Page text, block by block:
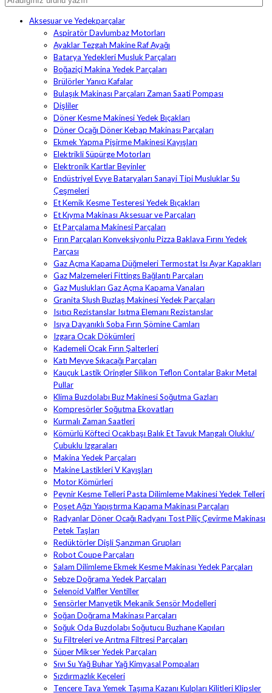
Aksesuar ve Yedekparçalar
Aspiratör Davlumbaz Motorları
Ayaklar Tezgah Makine Raf Ayağı
Batarya Yedekleri Musluk Parçaları
Boğaziçi Makina Yedek Parçaları
Brülörler Yanıcı Kafalar
Bulaşık Makinası Parçaları Zaman Saati Pompası
Dişliler
Döner Kesme Makinesi Yedek Bıçakları
Döner Ocağı Döner Kebap Makinası Parçaları
Ekmek Yapma Pişirme Makinesi Kayışları
Elektrikli Süpürge Motorları
Elektronik Kartlar Beyinler
Endüstriyel Evye Bataryaları Sanayi Tipi Musluklar Su
Çeşmeleri
Et Kemik Kesme Testeresi Yedek Bıçakları
Et Kıyma Makinası Aksesuar ve Parçaları
Et Parçalama Makinesi Parçaları
Fırın Parçaları Konveksiyonlu Pizza Baklava Fırını Yedek
Parçası
Gaz Açma Kapama Düğmeleri Termostat Isı Ayar Kapakları
Gaz Malzemeleri Fittings Bağlantı Parçaları
Gaz Muslukları Gaz Açma Kapama Vanaları
Granita Slush Buzlaş Makinesi Yedek Parçaları
Isıtıcı Rezistanslar Isıtma Elemanı Rezistanslar
Isıya Dayanıklı Soba Fırın Şömine Camları
Izgara Ocak Dökümleri
Kademeli Ocak Fırın Şalterleri
Katı Meyve Sıkacağı Parçaları
Kauçuk Lastik Oringler Silikon Teflon Contalar Bakır Metal
Pullar
Klima Buzdolabı Buz Makinesi Soğutma Gazları
Kompresörler Soğutma Ekovatları
Kurmalı Zaman Saatleri
Kömürlü Köfteci Ocakbaşı Balık Et Tavuk Mangalı Oluklu/
Çubuklu Izgaraları
Makina Yedek Parçaları
Makine Lastikleri V Kayışları
Motor Kömürleri
Peynir Kesme Telleri Pasta Dilimleme Makinesi Yedek Telleri
Poşet Ağzı Yapıştırma Kapama Makinası Parçaları
Radyanlar Döner Ocağı Radyanı Tost Piliç Çevirme Makinası
Petek Taşları
Redüktörler Dişli Şanzıman Grupları
Robot Coupe Parçaları
Salam Dilimleme Ekmek Kesme Makinası Yedek Parçaları
Sebze Doğrama Yedek Parçaları
Selenoid Valfler Ventiller
Sensörler Manyetik Mekanik Sensör Modelleri
Soğan Doğrama Makinası Parçaları
Soğuk Oda Buzdolabı Soğutucu Buzhane Kapıları
Su Filtreleri ve Arıtma Filtresi Parçaları
Süper Mikser Yedek Parçaları
Sıvı Su Yağ Buhar Yağ Kimyasal Pompaları
Sızdırmazlık Keçeleri
Tencere Tava Yemek Taşıma Kazanı Kulpları Kilitleri Klipsler